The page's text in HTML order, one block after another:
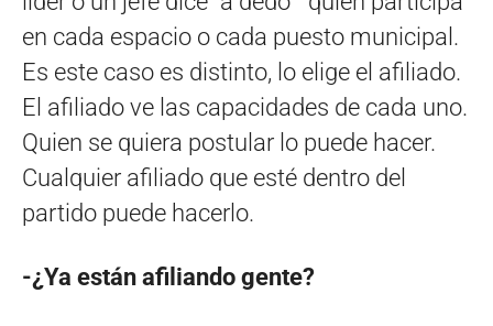
en cada espacio o cada puesto municipal.
Es este caso es distinto, lo elige el afiliado.
El afiliado ve las capacidades de cada uno.
Quien se quiera postular lo puede hacer.
Cualquier afiliado que esté dentro del
partido puede hacerlo.
-¿Ya están afiliando gente?